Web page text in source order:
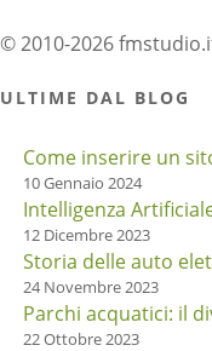
© 2010-2026
ULTIME DAL BLOG
Come inserire un
10 Gennaio 2024
Intelligenza
12 Dicembre 2023
Storia delle auto
24 Novembre 2023
Parchi acquatici: il
22 Ottobre 2023